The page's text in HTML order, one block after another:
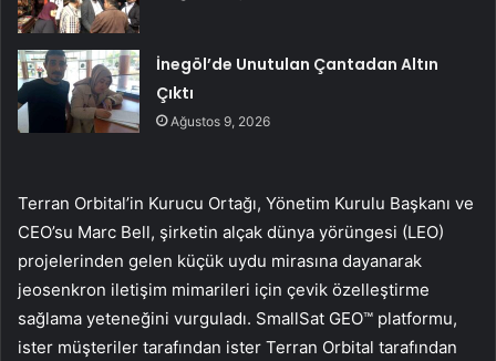
İnegöl’de Unutulan Çantadan Altın
Çıktı
Ağustos 9, 2026
Terran Orbital’in Kurucu Ortağı, Yönetim Kurulu Başkanı ve
CEO’su Marc Bell, şirketin alçak dünya yörüngesi (LEO)
projelerinden gelen küçük uydu mirasına dayanarak
jeosenkron iletişim mimarileri için çevik özelleştirme
sağlama yeteneğini vurguladı. SmallSat GEO™ platformu,
ister müşteriler tarafından ister Terran Orbital tarafından